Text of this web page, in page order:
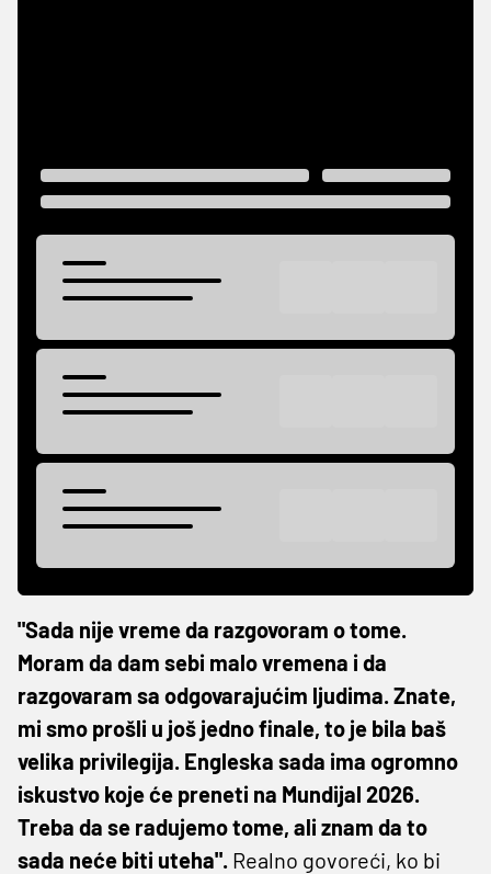
"Sada nije vreme da razgovoram o tome.
Moram da dam sebi malo vremena i da
razgovaram sa odgovarajućim ljudima. Znate,
mi smo prošli u još jedno finale, to je bila baš
velika privilegija. Engleska sada ima ogromno
iskustvo koje će preneti na Mundijal 2026.
Treba da se radujemo tome, ali znam da to
sada neće biti uteha". Realno govoreći, ko bi